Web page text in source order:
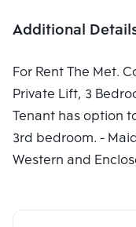
Additional
For Rent The Met.
Private Lift, 3
Tenant has option
3rd bedroom. -
Western and